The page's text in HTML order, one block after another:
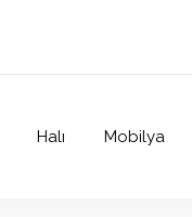
Halı Mobilya